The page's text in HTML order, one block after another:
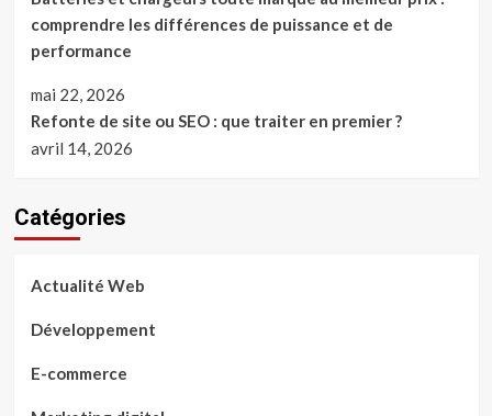
comprendre les différences de puissance et de
performance
mai 22, 2026
Refonte de site ou SEO : que traiter en premier ?
avril 14, 2026
Catégories
Actualité Web
Développement
E-commerce